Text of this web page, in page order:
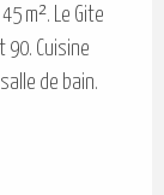
m². Le Gite
90. Cuisine
de bain.